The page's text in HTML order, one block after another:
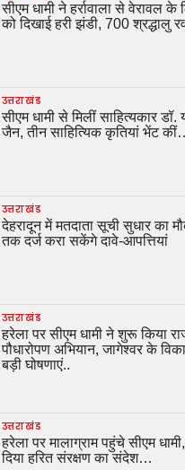
सीएम धामी ने हर्रावाला से वेरावल के
को दिखाई हरी झंडी, 700 श्रद्धालु
उत्तराखंड
सीएम धामी से मिलीं साहित्यकार डॉ.
जैन, तीन साहित्यिक कृतियां भेंट
उत्तराखंड
देहरादून में मतदाता सूची सुधार का
तक दर्ज करा सकेंगे दावे-आपत्तियां
उत्तराखंड
हरेला पर सीएम धामी ने शुरू किया
पौधारोपण अभियान, जागेश्वर के
बड़ी घोषणाएं..
उत्तराखंड
हरेला पर मालाग्राम पहुंचे सीएम
दिया हरित संरक्षण का संदेश…